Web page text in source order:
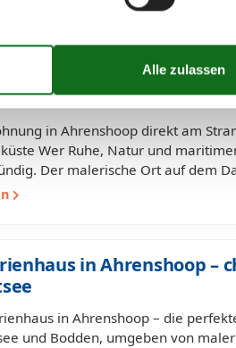
in Ahrenshoop
und strandnah wohnen
in Ahrenshoop direkt am
Wer Ruhe, Natur und
Der malerische Ort auf dem
in Ahrenshoop –
in Ahrenshoop – die
und Bodden, umgeben von